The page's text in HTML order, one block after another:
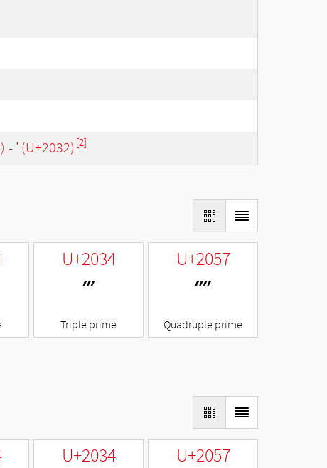
- ′ (U+2032) [2]
U+2034
‴
Triple prime
U+2057
⁗
Quadruple prime
U+2034 U+2057